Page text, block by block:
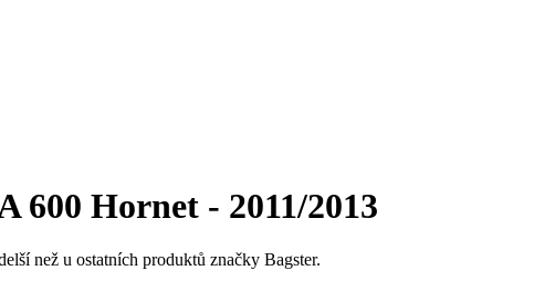
600 Hornet - 2011/2013
než u ostatních produktů značky Bagster.